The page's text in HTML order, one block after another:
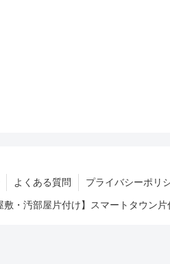
よくある質問 プライバシーポリ
・汚部屋片付け】スマートタウン